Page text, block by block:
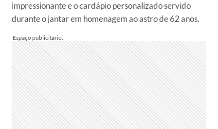
impressionante e o cardápio personalizado servido
durante o jantar em homenagem ao astro de 62 anos.